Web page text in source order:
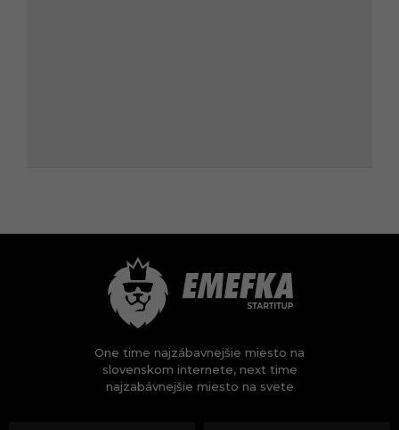
One time najzábavnejšie miesto na
slovenskom internete, next time
najzabávnejšie miesto na svete